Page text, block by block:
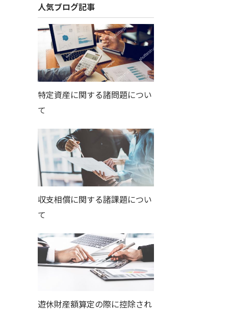
人気ブログ記事
特定資産に関する諸問題につい
て
収支相償に関する諸課題につい
て
遊休財産額算定の際に控除され